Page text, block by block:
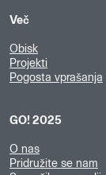
Več
Obisk
Projekti
Pogosta vprašanja
GO! 2025
O nas
Pridružite se nam